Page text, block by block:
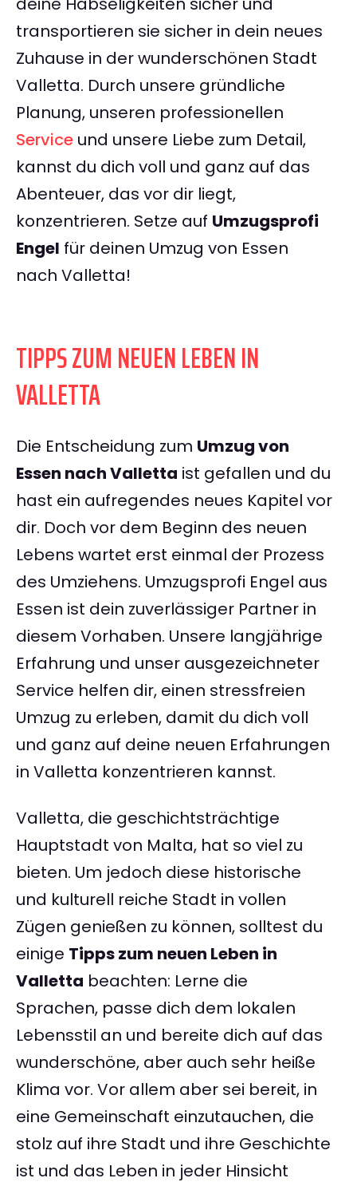
transportieren sie sicher in dein neues
Zuhause in der wunderschönen Stadt
Valletta. Durch unsere gründliche
Planung, unseren professionellen
Service und unsere Liebe zum Detail,
kannst du dich voll und ganz auf das
Abenteuer, das vor dir liegt,
konzentrieren. Setze auf Umzugsprofi
Engel für deinen Umzug von Essen
nach Valletta!
TIPPS ZUM NEUEN LEBEN IN
VALLETTA
Die Entscheidung zum Umzug von
Essen nach Valletta ist gefallen und du
hast ein aufregendes neues Kapitel vor
dir. Doch vor dem Beginn des neuen
Lebens wartet erst einmal der Prozess
des Umziehens. Umzugsprofi Engel aus
Essen ist dein zuverlässiger Partner in
diesem Vorhaben. Unsere langjährige
Erfahrung und unser ausgezeichneter
Service helfen dir, einen stressfreien
Umzug zu erleben, damit du dich voll
und ganz auf deine neuen Erfahrungen
in Valletta konzentrieren kannst.
Valletta, die geschichtsträchtige
Hauptstadt von Malta, hat so viel zu
bieten. Um jedoch diese historische
und kulturell reiche Stadt in vollen
Zügen genießen zu können, solltest du
einige Tipps zum neuen Leben in
Valletta beachten: Lerne die
Sprachen, passe dich dem lokalen
Lebensstil an und bereite dich auf das
wunderschöne, aber auch sehr heiße
Klima vor. Vor allem aber sei bereit, in
eine Gemeinschaft einzutauchen, die
stolz auf ihre Stadt und ihre Geschichte
ist und das Leben in jeder Hinsicht